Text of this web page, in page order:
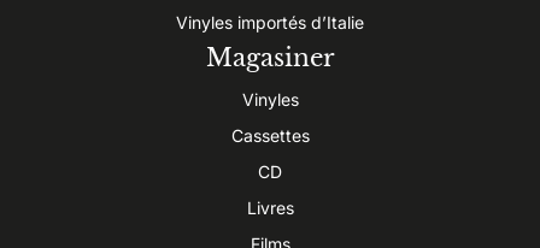
Vinyles importés d’Italie
Magasiner
Vinyles
Cassettes
CD
Livres